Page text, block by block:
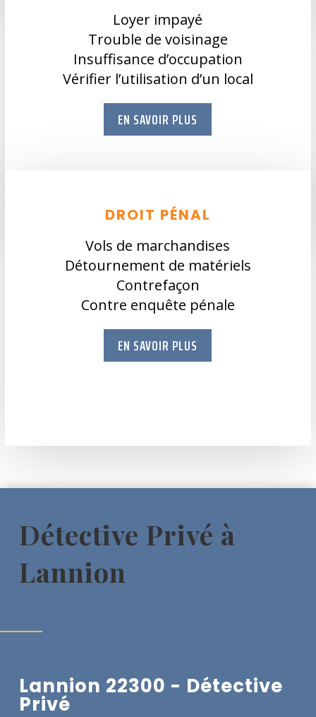
Loyer impayé
Trouble de voisinage
Insuffisance d’occupation
Vérifier l’utilisation d’un local
EN SAVOIR PLUS
DROIT PÉNAL
Vols de marchandises
Détournement de matériels
Contrefaçon
Contre enquête pénale
EN SAVOIR PLUS
Détective Privé à
Lannion
Lannion 22300 - Détective
Privé